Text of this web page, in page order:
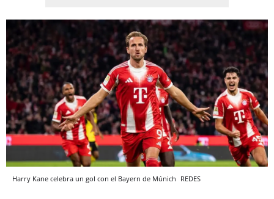
Harry Kane celebra un gol con el Bayern de Múnich REDES